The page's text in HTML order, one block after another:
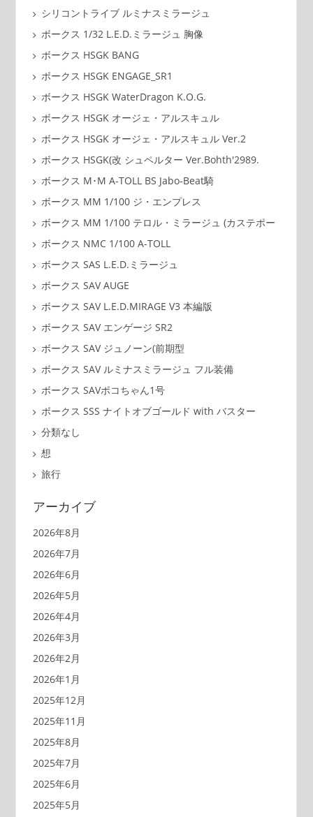
シリコントライブ ルミナスミラージュ
ボークス 1/32 L.E.D.ミラージュ 胸像
ボークス HSGK BANG
ボークス HSGK ENGAGE_SR1
ボークス HSGK WaterDragon K.O.G.
ボークス HSGK オージェ・アルスキュル
ボークス HSGK オージェ・アルスキュル Ver.2
ボークス HSGK(改 シュペルター Ver.Bohth'2989.
ボークス M･M A-TOLL BS Jabo-Beat騎
ボークス MM 1/100 ジ・エンプレス
ボークス MM 1/100 テロル・ミラージュ (カステポー
ボークス NMC 1/100 A-TOLL
ボークス SAS L.E.D.ミラージュ
ボークス SAV AUGE
ボークス SAV L.E.D.MIRAGE V3 本編版
ボークス SAV エンゲージ SR2
ボークス SAV ジュノーン(前期型
ボークス SAV ルミナスミラージュ フル装備
ボークス SAVポコちゃん1号
ボークス SSS ナイトオブゴールド with バスター
分類なし
想
旅行
アーカイブ
2026年8月
2026年7月
2026年6月
2026年5月
2026年4月
2026年3月
2026年2月
2026年1月
2025年12月
2025年11月
2025年8月
2025年7月
2025年6月
2025年5月